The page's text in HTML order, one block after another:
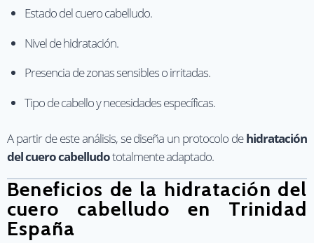
Estado del cuero cabelludo.
Nivel de hidratación.
Presencia de zonas sensibles o irritadas.
Tipo de cabello y necesidades específicas.
A partir de este análisis, se diseña un protocolo dehidratación
del cuero cabelludototalmente adaptado.
Beneficios de la hidratación del
cuero cabelludo en Trinidad
España